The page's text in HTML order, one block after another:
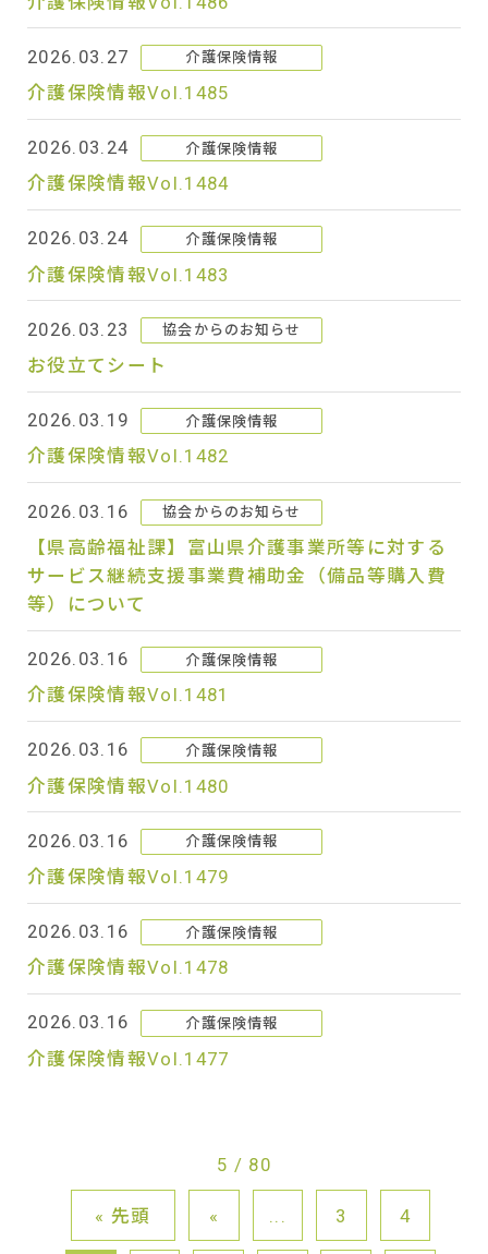
2026.03.27 介護保険情報
介護保険情報Vol.1485
2026.03.24 介護保険情報
介護保険情報Vol.1484
2026.03.24 介護保険情報
介護保険情報Vol.1483
2026.03.23 協会からのお知らせ
お役立てシート
2026.03.19 介護保険情報
介護保険情報Vol.1482
2026.03.16 協会からのお知らせ
【県高齢福祉課】富山県介護事業所等に対する
サービス継続支援事業費補助金（備品等購入費
等）について
2026.03.16 介護保険情報
介護保険情報Vol.1481
2026.03.16 介護保険情報
介護保険情報Vol.1480
2026.03.16 介護保険情報
介護保険情報Vol.1479
2026.03.16 介護保険情報
介護保険情報Vol.1478
2026.03.16 介護保険情報
介護保険情報Vol.1477
5 / 80
« 先頭 « ... 3 4